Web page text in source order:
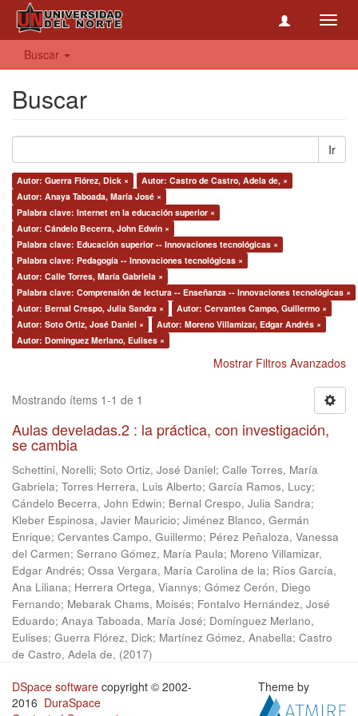
Buscar
Buscar
Ir
Autor: Guerra Flórez, Dick ×
Autor: Castro de Castro, Adela de, ×
Autor: Anaya Taboada, María José ×
Palabra clave: Internet en la educación superior ×
Autor: Cándelo Becerra, John Edwin ×
Palabra clave: Educación superior -- Innovaciones tecnológicas ×
Palabra clave: Pedagogía -- Innovaciones tecnológicas ×
Autor: Calle Torres, María Gabriela ×
Palabra clave: Comprensión de lectura -- Enseñanza -- Innovaciones tecnológicas ×
Autor: Bernal Crespo, Julia Sandra ×
Autor: Cervantes Campo, Guillermo ×
Autor: Soto Ortiz, José Daniel ×
Autor: Moreno Villamizar, Edgar Andrés ×
Autor: Domínguez Merlano, Eulises ×
Mostrar Filtros Avanzados
Mostrando ítems 1-1 de 1
Aulas develadas.2 : la práctica, con investigación,
se cambia
Schettini, Norelli; Soto Ortiz, José Daniel; Calle Torres, María
Gabriela; Torres Herrera, Luis Alberto; García Ramos, Lucy;
Cándelo Becerra, John Edwin; Bernal Crespo, Julia Sandra;
Kleber Espinosa, Javier Mauricio; Jiménez Blanco, Germán
Enrique; Cervantes Campo, Guillermo; Pérez Peñaloza, Vanessa
del Carmen; Serrano Gómez, María Paula; Moreno Villamizar,
Edgar Andrés; Ossa Vergara, María Carolina de la; Ríos García,
Ana Liliana; Herrera Ortega, Viannys; Gómez Cerón, Diego
Fernando; Mebarak Chams, Moisés; Fontalvo Hernández, José
Eduardo; Anaya Taboada, María José; Domínguez Merlano,
Eulises; Guerra Flórez, Dick; Martínez Gómez, Anabella; Castro
de Castro, Adela de, (2017)
DSpace software copyright © 2002-
2016 DuraSpace
Theme by